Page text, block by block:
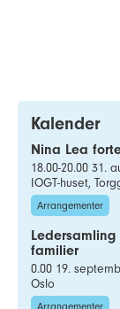
Kalender
Nina Lea
18.00-20.00 31.
IOGT-huset,
Arrangementer
familier
0.00 19.
Oslo
Arrangementer